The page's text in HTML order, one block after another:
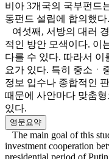
비아 3개국의 국부펀드
동펀드 설립에 합의했다.
여섯째, 서방의 대러
적인 방안 모색이다. 이
다를 수 있다. 따라서 이
요가 있다. 특히 중소ㆍ
정보 입수나 종합적인
때문에 사안마다 맞춤
있다.
영문요약
The main goal of this
investment cooperation